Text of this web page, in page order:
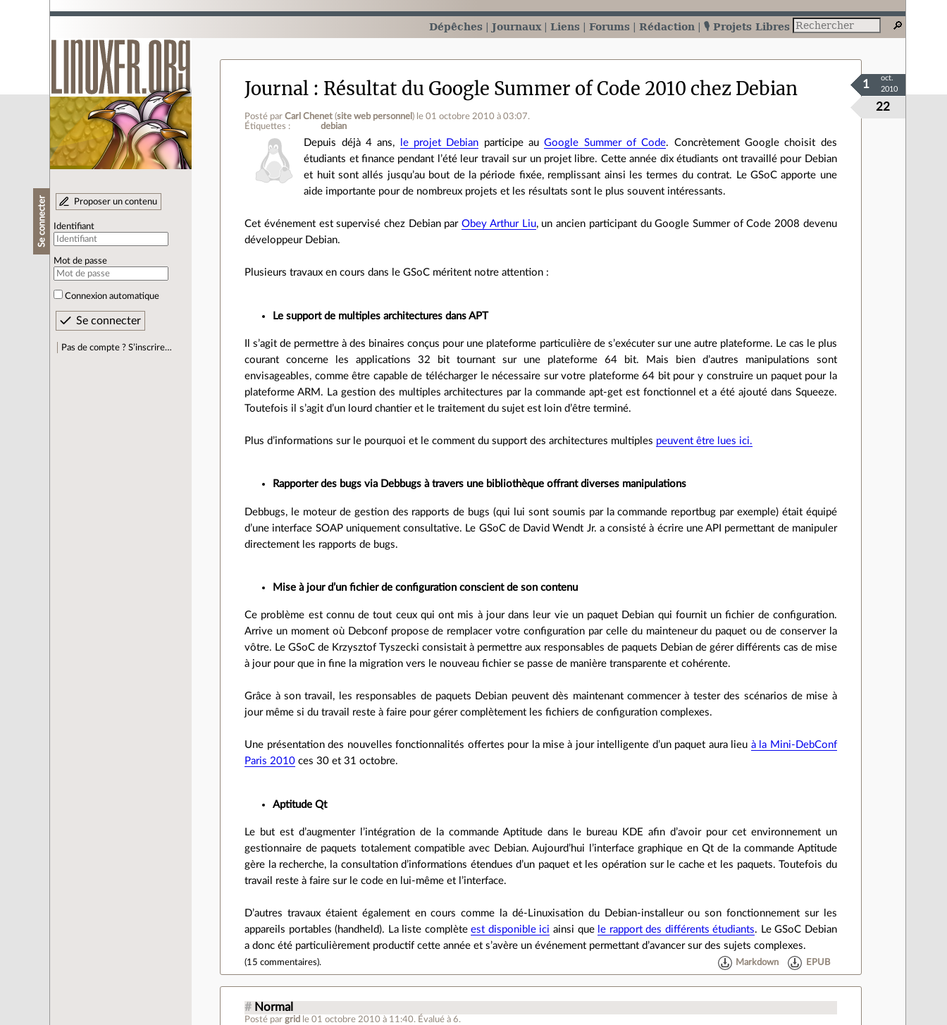
Dépêches Journaux Liens Forums Rédaction 🎙️ Projets Libres
Se connecter Proposer un contenu
Identifiant
Mot de passe
Connexion automatique
Pas de compte ? S’inscrire…
Journal Résultat du Google Summer of Code 2010 chez Debian
Posté parCarl Chenet (site web personnel ) le 01 octobre 2010 à 03:07.
Étiquettes :
debian
22
1
oct.
2010
Depuis déjà 4 ans, le projet Debian participe auGoogle Summer of Code. Concrètement Google choisit des
étudiants et finance pendant l’été leur travail sur un projet libre. Cette année dix étudiants ont travaillé pour Debian
et huit sont allés jusqu’au bout de la période fixée, remplissant ainsi les termes du contrat. Le GSoC apporte une
aide importante pour de nombreux projets et les résultats sont le plus souvent intéressants.
Cet événement est supervisé chez Debian parObey Arthur Liu, un ancien participant du Google Summer of Code 2008 devenu
développeur Debian.
Plusieurs travaux en cours dans le GSoC méritent notre attention :
Le support de multiples architectures dans APT
Il s’agit de permettre à des binaires conçus pour une plateforme particulière de s’exécuter sur une autre plateforme. Le cas le plus
courant concerne les applications 32 bit tournant sur une plateforme 64 bit. Mais bien d’autres manipulations sont
envisageables, comme être capable de télécharger le nécessaire sur votre plateforme 64 bit pour y construire un paquet pour la
plateforme ARM. La gestion des multiples architectures par la commande apt-get est fonctionnel et a été ajouté dans Squeeze.
Toutefois il s’agit d’un lourd chantier et le traitement du sujet est loin d’être terminé.
Plus d’informations sur le pourquoi et le comment du support des architectures multiples peuvent être lues ici.
Rapporter des bugs via Debbugs à travers une bibliothèque offrant diverses manipulations
Debbugs, le moteur de gestion des rapports de bugs (qui lui sont soumis par la commande reportbug par exemple) était équipé
d’une interface SOAP uniquement consultative. Le GSoC de David Wendt Jr. a consisté à écrire une API permettant de manipuler
directement les rapports de bugs.
Mise à jour d’un fichier de configuration conscient de son contenu
Ce problème est connu de tout ceux qui ont mis à jour dans leur vie un paquet Debian qui fournit un fichier de configuration.
Arrive un moment où Debconf propose de remplacer votre configuration par celle du mainteneur du paquet ou de conserver la
vôtre. Le GSoC de Krzysztof Tyszecki consistait à permettre aux responsables de paquets Debian de gérer différents cas de mise
à jour pour que in fine la migration vers le nouveau fichier se passe de manière transparente et cohérente.
Grâce à son travail, les responsables de paquets Debian peuvent dès maintenant commencer à tester des scénarios de mise à
jour même si du travail reste à faire pour gérer complètement les fichiers de configuration complexes.
Une présentation des nouvelles fonctionnalités offertes pour la mise à jour intelligente d’un paquet aura lieu à la Mini-DebConf
Paris 2010 ces 30 et 31 octobre.
Aptitude Qt
Le but est d’augmenter l’intégration de la commande Aptitude dans le bureau KDE afin d’avoir pour cet environnement un
gestionnaire de paquets totalement compatible avec Debian. Aujourd’hui l’interface graphique en Qt de la commande Aptitude
gère la recherche, la consultation d’informations étendues d’un paquet et les opération sur le cache et les paquets. Toutefois du
travail reste à faire sur le code en lui-même et l’interface.
D’autres travaux étaient également en cours comme la dé-Linuxisation du Debian-installeur ou son fonctionnement sur les
appareils portables (handheld). La liste complèteest disponible ici ainsi que le rapport des différents étudiants. Le GSoC Debian
a donc été particulièrement productif cette année et s’avère un événement permettant d’avancer sur des sujets complexes.
(15 commentaires). Markdown EPUB
# Normal
Posté pargrid le 01 octobre 2010 à 11:40. Évalué à6.